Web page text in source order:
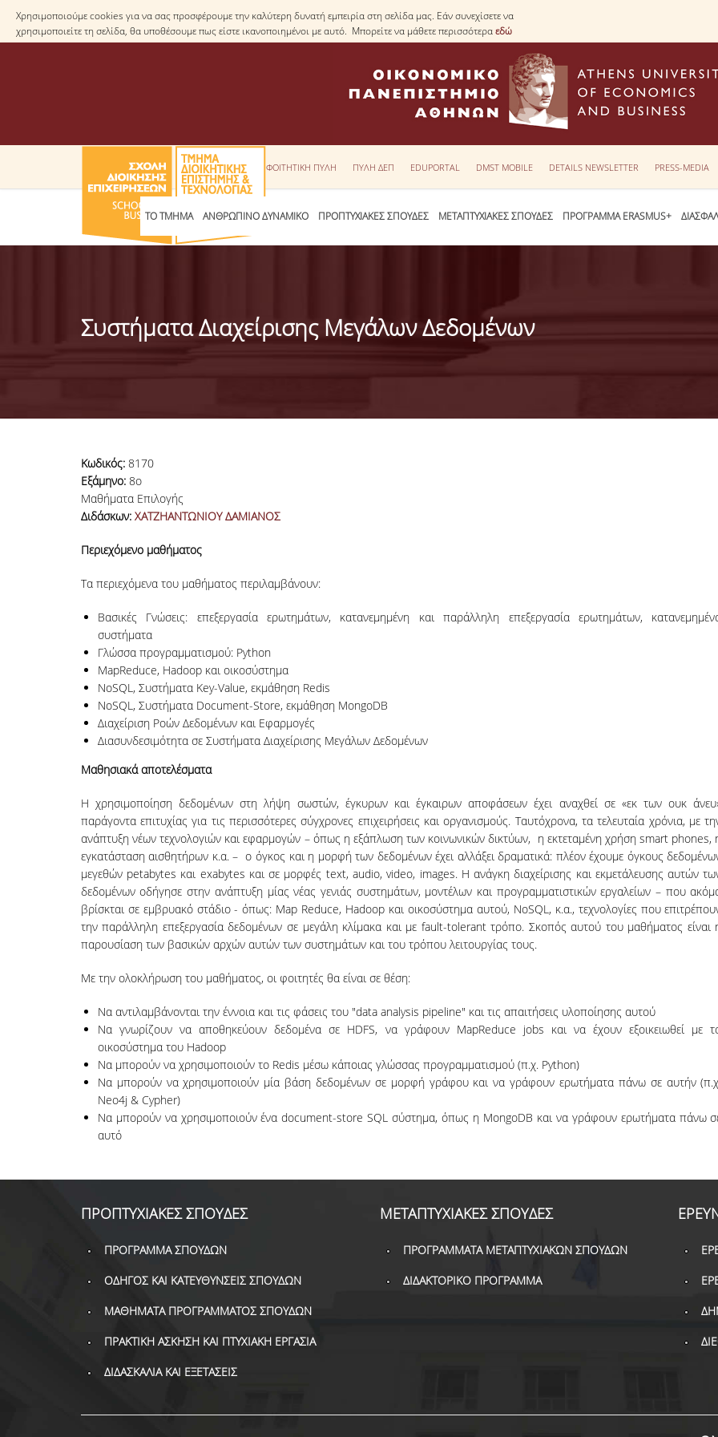
Χρησιμοποιούμε cookies για να σας προσφέρουμε την καλύτερη δυνατή εμπειρία στη σελίδα μας. Εάν συνεχίσετε να
χρησιμοποιείτε τη σελίδα, θα υποθέσουμε πως είστε ικανοποιημένοι με αυτό. Μπορείτε να μάθετε περισσότεραεδώ
ΦΟΙΤΗΤΙΚΗ ΠΥΛΗ ΠΥΛΗ ΔΕΠ EDUPORTAL DMST MOBILE DETAILS NEWSLETTER PRESS-MEDIA
ΤΟ ΤΜΗΜΑ ΑΝΘΡΩΠΙΝΟ ΔΥΝΑΜΙΚΟ ΠΡΟΠΤΥΧΙΑΚΕΣ ΣΠΟΥΔΕΣ ΜΕΤΑΠΤΥΧΙΑΚΕΣ ΣΠΟΥΔΕΣ ΠΡΟΓΡΑΜΜΑ ERASMUS+
Συστήματα Διαχείρισης Μεγάλων Δεδομένων
Κωδικός: 8170
Εξάμηνο: 8o
Μαθήματα Επιλογής
Διδάσκων: ΧΑΤΖΗΑΝΤΩΝΙΟΥ ΔΑΜΙΑΝΟΣ
Περιεχόμενο μαθήματος
Τα περιεχόμενα του μαθήματος περιλαμβάνουν:
Βασικές Γνώσεις: επεξεργασία ερωτημάτων, κατανεμημένη και παράλληλη επεξεργασία ερωτημάτων,
συστήματα
Γλώσσα προγραμματισμού: Python
MapReduce, Hadoop και οικοσύστημα
NoSQL, Συστήματα Key-Value, εκμάθηση Redis
NoSQL, Συστήματα Document-Store, εκμάθηση MongoDB
Διαχείριση Ροών Δεδομένων και Εφαρμογές
Διασυνδεσιμότητα σε Συστήματα Διαχείρισης Μεγάλων Δεδομένων
Μαθησιακά αποτελέσματα
Η χρησιμοποίηση δεδομένων στη λήψη σωστών, έγκυρων και έγκαιρων αποφάσεων έχει αναχθεί σε «εκ των ουκ
παράγοντα επιτυχίας για τις περισσότερες σύγχρονες επιχειρήσεις και οργανισμούς. Ταυτόχρονα, τα τελευταία χρόνια, με
ανάπτυξη νέων τεχνολογιών και εφαρμογών – όπως η εξάπλωση των κοινωνικών δικτύων, η εκτεταμένη χρήση smart phones,
εγκατάσταση αισθητήρων κ.α. – ο όγκος και η μορφή των δεδομένων έχει αλλάξει δραματικά: πλέον έχουμε όγκους
μεγεθών petabytes και exabytes και σε μορφές text, audio, video, images. H ανάγκη διαχείρισης και εκμετάλευσης αυτών
δεδομένων οδήγησε στην ανάπτυξη μίας νέας γενιάς συστημάτων, μοντέλων και προγραμματιστικών εργαλείων – που
βρίσκται σε εμβρυακό στάδιο - όπως: Map Reduce, Hadoop και οικοσύστημα αυτού, NoSQL, κ.α., τεχνολογίες που
την παράλληλη επεξεργασία δεδομένων σε μεγάλη κλίμακα και με fault-tolerant τρόπο. Σκοπός αυτού του μαθήματος είναι
παρουσίαση των βασικών αρχών αυτών των συστημάτων και του τρόπου λειτουργίας τους.
Με την ολοκλήρωση του μαθήματος, οι φοιτητές θα είναι σε θέση:
Να αντιλαμβάνονται την έννοια και τις φάσεις του "data analysis pipeline" και τις απαιτήσεις υλοποίησης αυτού
Να γνωρίζουν να αποθηκεύουν δεδομένα σε HDFS, να γράφουν MapReduce jobs και να έχουν εξοικειωθεί με
οικοσύστημα του Hadoop
Να μπορούν να χρησιμοποιούν το Redis μέσω κάποιας γλώσσας προγραμματισμού (π.χ. Python)
Να μπορούν να χρησιμοποιούν μία βάση δεδομένων σε μορφή γράφου και να γράφουν ερωτήματα πάνω σε αυτήν
Neo4j & Cypher)
Να μπορούν να χρησιμοποιούν ένα document-store SQL σύστημα, όπως η MongoDB και να γράφουν ερωτήματα πάνω
αυτό
ΠΕΡΙΣΣΟΤΕΡΑ
ΠΡΟΠΤΥΧΙΑΚΕΣ ΣΠΟΥΔΕΣ
ΠΡΟΓΡΑΜΜΑ ΣΠΟΥΔΩΝ
ΟΔΗΓΟΣ ΚΑΙ ΚΑΤΕΥΘΥΝΣΕΙΣ ΣΠΟΥΔΩΝ
ΜΑΘΗΜΑΤΑ ΠΡΟΓΡΑΜΜΑΤΟΣ ΣΠΟΥΔΩΝ
ΠΡΑΚΤΙΚΗ ΑΣΚΗΣΗ ΚΑΙ ΠΤΥΧΙΑΚΗ ΕΡΓΑΣΙΑ
ΔΙΔΑΣΚΑΛΙΑ ΚΑΙ ΕΞΕΤΑΣΕΙΣ
ΜΕΤΑΠΤΥΧΙΑΚΕΣ ΣΠΟΥΔΕΣ
ΠΡΟΓΡΑΜΜΑΤΑ ΜΕΤΑΠΤΥΧΙΑΚΩΝ ΣΠΟΥΔΩΝ
ΔΙΔΑΚΤΟΡΙΚΟ ΠΡΟΓΡΑΜΜΑ